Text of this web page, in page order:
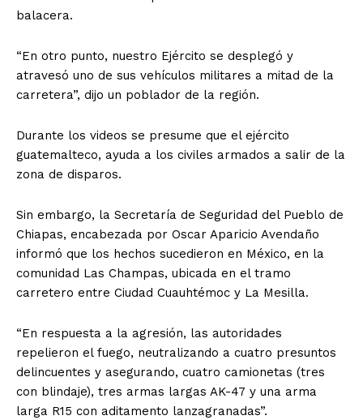
balacera.
“En otro punto, nuestro Ejército se desplegó y
atravesó uno de sus vehículos militares a mitad de la
carretera”, dijo un poblador de la región.
Durante los videos se presume que el ejército
guatemalteco, ayuda a los civiles armados a salir de la
zona de disparos.
Sin embargo, la Secretaría de Seguridad del Pueblo de
Chiapas, encabezada por Oscar Aparicio Avendaño
informó que los hechos sucedieron en México, en la
comunidad Las Champas, ubicada en el tramo
carretero entre Ciudad Cuauhtémoc y La Mesilla.
“En respuesta a la agresión, las autoridades
repelieron el fuego, neutralizando a cuatro presuntos
delincuentes y asegurando, cuatro camionetas (tres
con blindaje), tres armas largas AK-47 y una arma
larga R15 con aditamento lanzagranadas”.